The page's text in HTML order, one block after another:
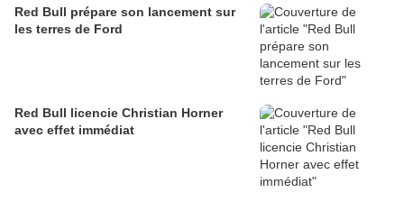
Red Bull prépare son lancement sur
les terres de Ford
Red Bull licencie Christian Horner
avec effet immédiat